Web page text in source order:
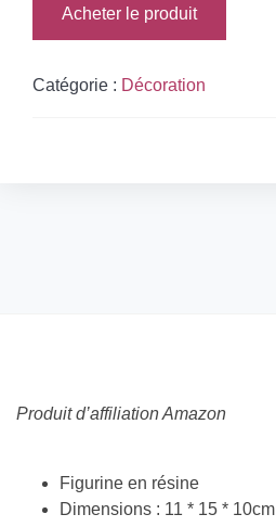
Acheter le produit
Catégorie : Décoration
Produit d’affiliation Amazon
Figurine en résine
Dimensions : 11 * 15 * 10cm